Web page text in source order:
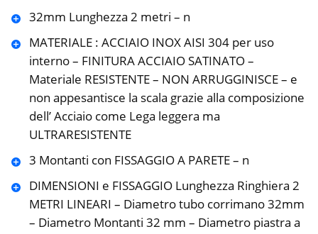
32mm Lunghezza 2 metri – n
MATERIALE : ACCIAIO INOX AISI 304 per uso
interno – FINITURA ACCIAIO SATINATO –
Materiale RESISTENTE – NON ARRUGGINISCE – e
non appesantisce la scala grazie alla composizione
dell’ Acciaio come Lega leggera ma
ULTRARESISTENTE
3 Montanti con FISSAGGIO A PARETE – n
DIMENSIONI e FISSAGGIO Lunghezza Ringhiera 2
METRI LINEARI – Diametro tubo corrimano 32mm
– Diametro Montanti 32 mm – Diametro piastra a